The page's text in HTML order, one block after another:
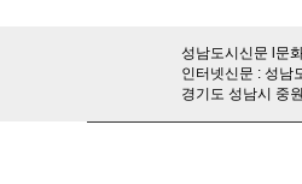
성남도시신문 l문
인터넷신문 : 성남
경기도 성남시 중